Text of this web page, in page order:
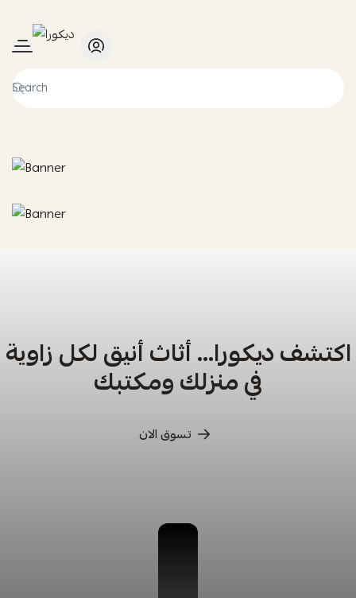
ديكورا
اكتشف ديكورا… أثاث أنيق لكل زاوية
في منزلك ومكتبك
تسوق الان